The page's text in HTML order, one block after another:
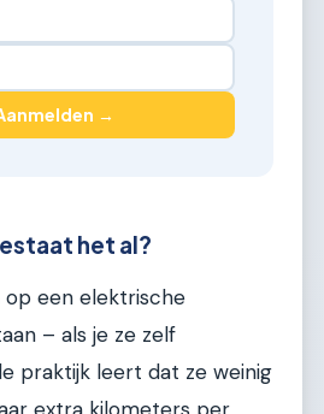
→
het al?
op een elektrische
– als je ze zelf
praktijk leert dat ze weinig